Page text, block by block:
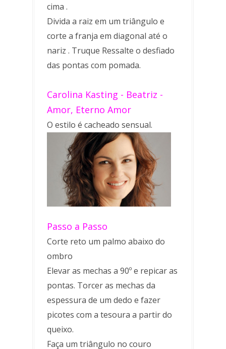
cima .
Divida a raiz em um triângulo e
corte a franja em diagonal até o
nariz . Truque Ressalte o desfiado
das pontas com pomada.
Carolina Kasting - Beatriz -
Amor, Eterno Amor
O estilo é cacheado sensual.
Passo a Passo
Corte reto um palmo abaixo do
ombro
Elevar as mechas a 90º e repicar as
pontas. Torcer as mechas da
espessura de um dedo e fazer
picotes com a tesoura a partir do
queixo.
Faça um triângulo no couro